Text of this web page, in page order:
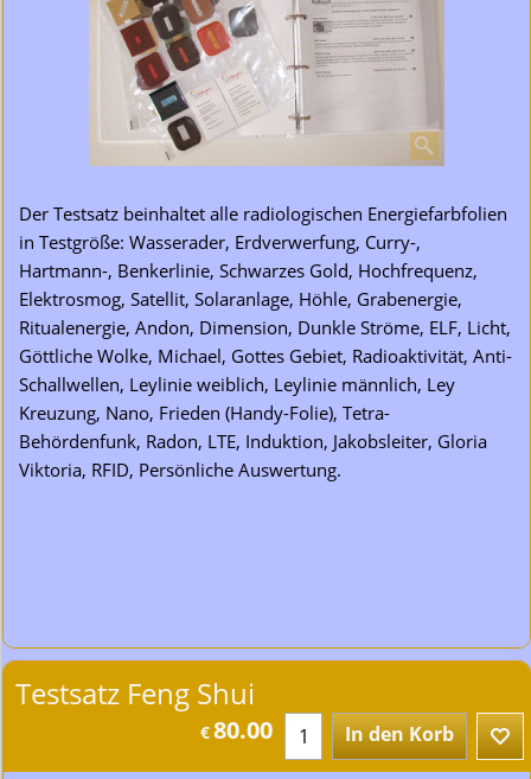
Der Testsatz beinhaltet alle radiologischen Energiefarbfolien
in Testgröße: Wasserader, Erdverwerfung, Curry-,
Hartmann-, Benkerlinie, Schwarzes Gold, Hochfrequenz,
Elektrosmog, Satellit, Solaranlage, Höhle, Grabenergie,
Ritualenergie, Andon, Dimension, Dunkle Ströme, ELF, Licht,
Göttliche Wolke, Michael, Gottes Gebiet, Radioaktivität, Anti-
Schallwellen, Leylinie weiblich, Leylinie männlich, Ley
Kreuzung, Nano, Frieden (Handy-Folie), Tetra-
Behördenfunk, Radon, LTE, Induktion, Jakobsleiter, Gloria
Viktoria, RFID, Persönliche Auswertung.
Testsatz Feng Shui
€80.00 In den Korb